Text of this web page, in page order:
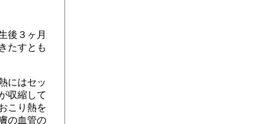
後３ヶ月
たすとも
にはセッ
収縮して
こり熱を
の血管の